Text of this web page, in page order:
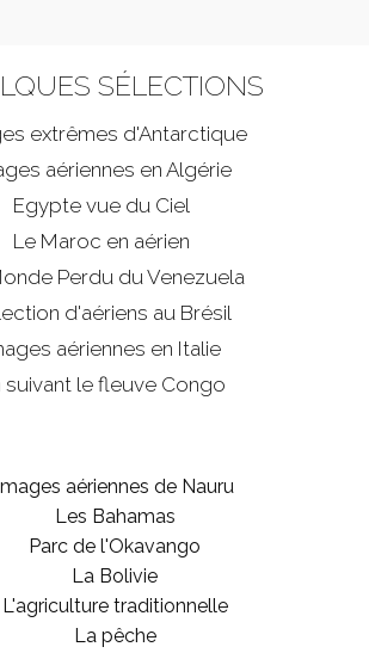
SÉLECTIONS
extrêmes d'Antarctique
aériennes en Algérie
Egypte vue du Ciel
Le Maroc en aérien
Perdu du Venezuela
d'aériens au Brésil
aériennes en Italie
suivant le fleuve Congo
Images aériennes de Nauru
Les Bahamas
Parc de l'Okavango
La Bolivie
L'agriculture traditionnelle
La pêche